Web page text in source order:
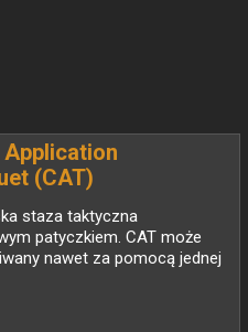
(CAT)
staza taktyczna
patyczkiem. CAT może
nawet za pomocą jednej